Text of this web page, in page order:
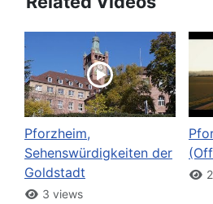
Pforzheim,
Sehenswürdigkeiten der
Goldstadt
3 views